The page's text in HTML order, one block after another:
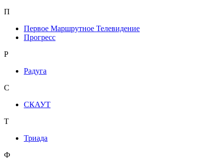
П
Первое Маршрутное Телевидение
Прогресс
Р
Радуга
С
СКАУТ
Т
Триада
Ф